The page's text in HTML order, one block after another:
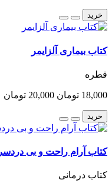
خرید
کتاب بیماری آلزایمر
قطره
18,000 تومان 20,000 تومان
خرید
کتاب آرام راحت و بی دردسر
کتاب درمانی